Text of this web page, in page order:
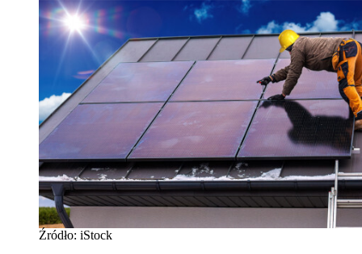
Źródło: iStock